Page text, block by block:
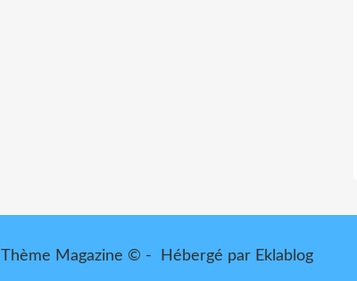
Thème Magazine © - Hébergé par Eklablog